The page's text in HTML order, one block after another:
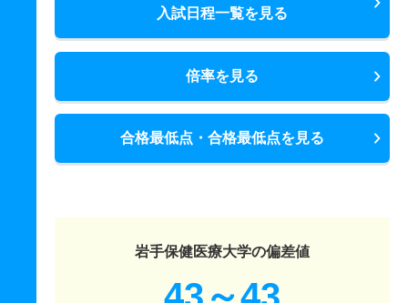
入試日程一覧を見る
倍率を見る
合格最低点・合格最低点を見る
岩手保健医療大学の偏差値